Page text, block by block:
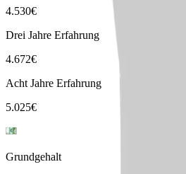
4.530€
Drei Jahre Erfahrung
4.672€
Acht Jahre Erfahrung
5.025€
Grundgehalt